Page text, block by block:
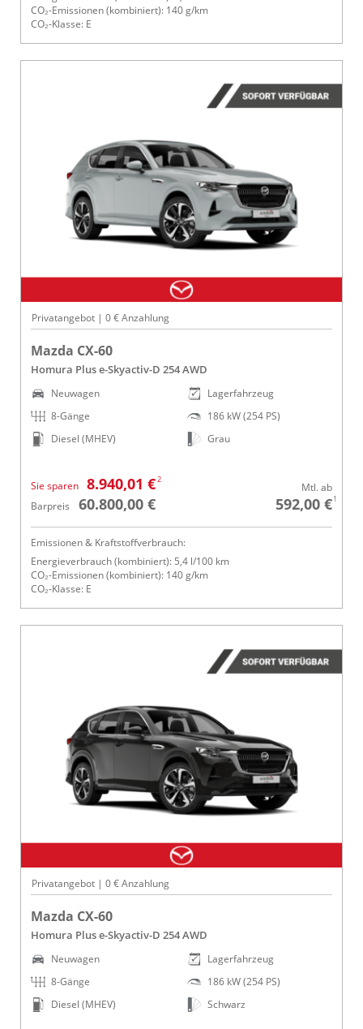
CO₂-Emissionen (kombiniert): 140 g/km
CO₂-Klasse: E
Privatangebot | 0 € Anzahlung
Mazda CX-60
Homura Plus e-Skyactiv-D 254 AWD
Neuwagen
8-Gänge
Diesel (MHEV)
Lagerfahrzeug
186 kW (254 PS)
Grau
Sie sparen 8.940,01 €2
Barpreis 60.800,00 €
Mtl. ab
592,00 €1
Emissionen & Kraftstoffverbrauch:
Energieverbrauch (kombiniert): 5,4 l/100 km
CO₂-Emissionen (kombiniert): 140 g/km
CO₂-Klasse: E
Privatangebot | 0 € Anzahlung
Mazda CX-60
Homura Plus e-Skyactiv-D 254 AWD
Neuwagen
8-Gänge
Diesel (MHEV)
Lagerfahrzeug
186 kW (254 PS)
Schwarz